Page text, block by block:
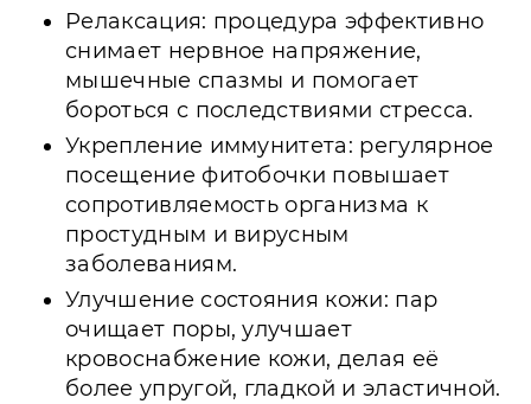
Релаксация: процедура эффективно
снимает нервное напряжение,
мышечные спазмы и помогает
бороться с последствиями стресса.
Укрепление иммунитета: регулярное
посещение фитобочки повышает
сопротивляемость организма к
простудным и вирусным
заболеваниям.
Улучшение состояния кожи: пар
очищает поры, улучшает
кровоснабжение кожи, делая её
более упругой, гладкой и эластичной.